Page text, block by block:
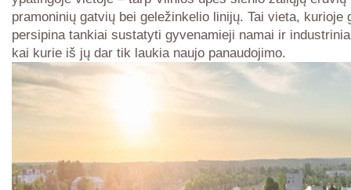
pramoninių gatvių bei geležinkelio linijų. Tai vieta, kurioje
persipina tankiai sustatyti gyvenamieji namai ir
kai kurie iš jų dar tik laukia naujo panaudojimo.